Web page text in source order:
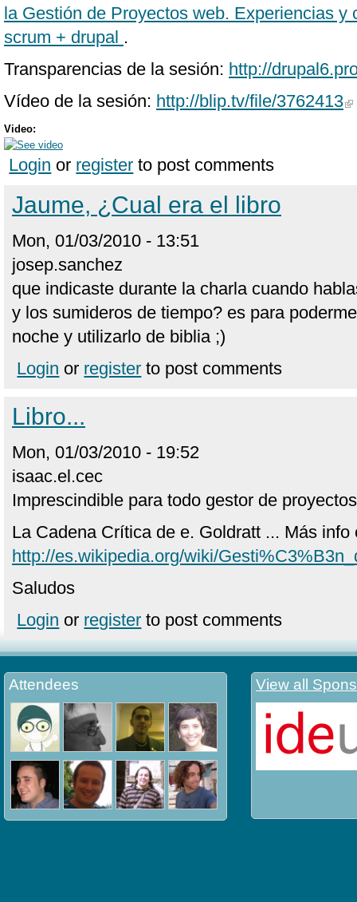
la Gestión de Proyectos web. Experiencias y
scrum + drupal .
Transparencias de la sesión: http://
Vídeo de la sesión: http://blip.tv/file/3762413
Video:
Login or register to post comments
Jaume, ¿Cual era el libro
Mon, 01/03/2010 - 13:51
josep.sanchez
que indicaste durante la charla cuando
y los sumideros de tiempo? es para
noche y utilizarlo de biblia ;)
Login or register to post comments
Libro...
Mon, 01/03/2010 - 19:52
isaac.el.cec
Imprescindible para todo gestor de
La Cadena Crítica de e. Goldratt ... Más info
http://es.wikipedia.org/wiki/
Saludos
Login or register to post comments
Attendees View all